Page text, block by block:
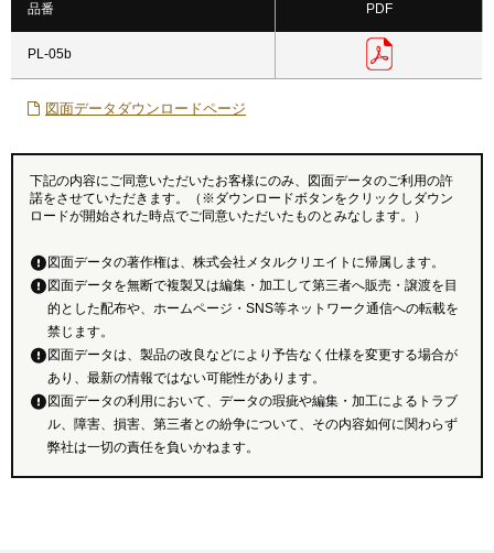
品番 PDF
PL-05b
図面データダウンロードページ
下記の内容にご同意いただいたお客様にのみ、図面データのご利用の許
諾をさせていただきます。（※ダウンロードボタンをクリックしダウン
ロードが開始された時点でご同意いただいたものとみなします。）
図面データの著作権は、株式会社メタルクリエイトに帰属します。
図面データを無断で複製又は編集・加工して第三者へ販売・譲渡を目
的とした配布や、ホームページ・SNS等ネットワーク通信への転載を
禁じます。
図面データは、製品の改良などにより予告なく仕様を変更する場合が
あり、最新の情報ではない可能性があります。
図面データの利用において、データの瑕疵や編集・加工によるトラブ
ル、障害、損害、第三者との紛争について、その内容如何に関わらず
弊社は一切の責任を負いかねます。